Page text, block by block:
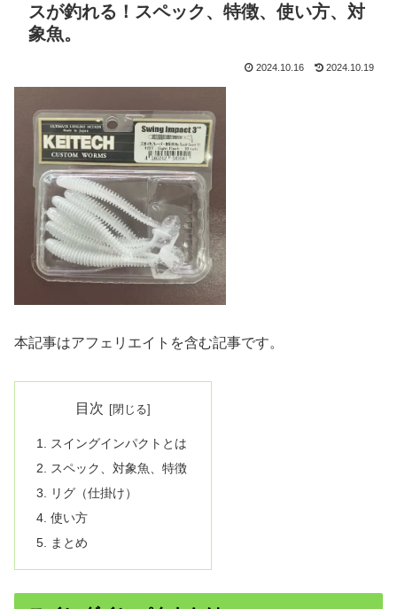
スが釣れる！スペック、特徴、使い方、対
象魚。
2024.10.16 2024.10.19
本記事はアフェリエイトを含む記事です。
目次
スイングインパクトとは
スペック、対象魚、特徴
リグ（仕掛け）
使い方
まとめ